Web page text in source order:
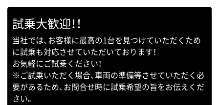
試乗大歓迎！！
当社では、お客様に最高の1台を見つけていただくため
に試乗も対応させていただいております！
お気軽にご試乗ください！
※ご試乗いただく場合、車両の準備等させていただく必
要があるため、お問合せ時に試乗希望の旨をお伝えくだ
さい。